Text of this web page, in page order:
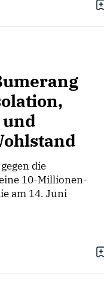
und
die
10-Millionen-
am 14. Juni